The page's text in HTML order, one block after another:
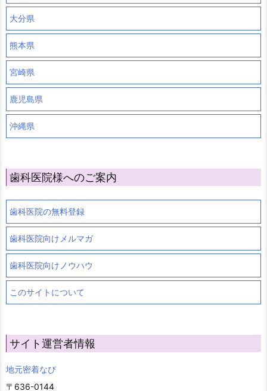
大分県
熊本県
宮崎県
鹿児島県
沖縄県
歯科医院様へのご案内
歯科医院の無料登録
歯科医院向けメルマガ
歯科医院向けノウハウ
このサイトについて
サイト運営者情報
地元密着なび
〒636-0144